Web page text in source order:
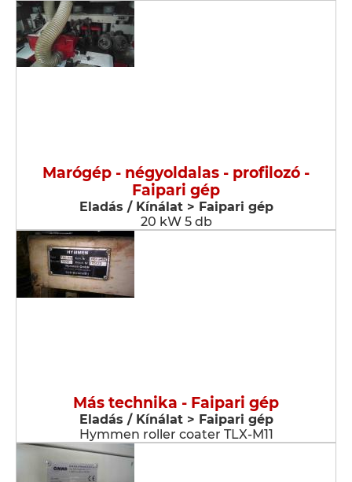
Marógép - négyoldalas - profilozó -
Faipari gép
Eladás / Kínálat > Faipari gép
20 kW 5 db
Más technika - Faipari gép
Eladás / Kínálat > Faipari gép
Hymmen roller coater TLX-M11